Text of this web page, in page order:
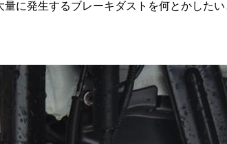
に発生するブレーキダストを何とかした